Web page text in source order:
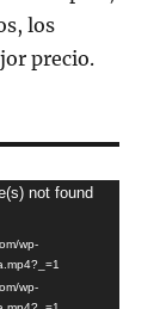
not found
wp-
wp-